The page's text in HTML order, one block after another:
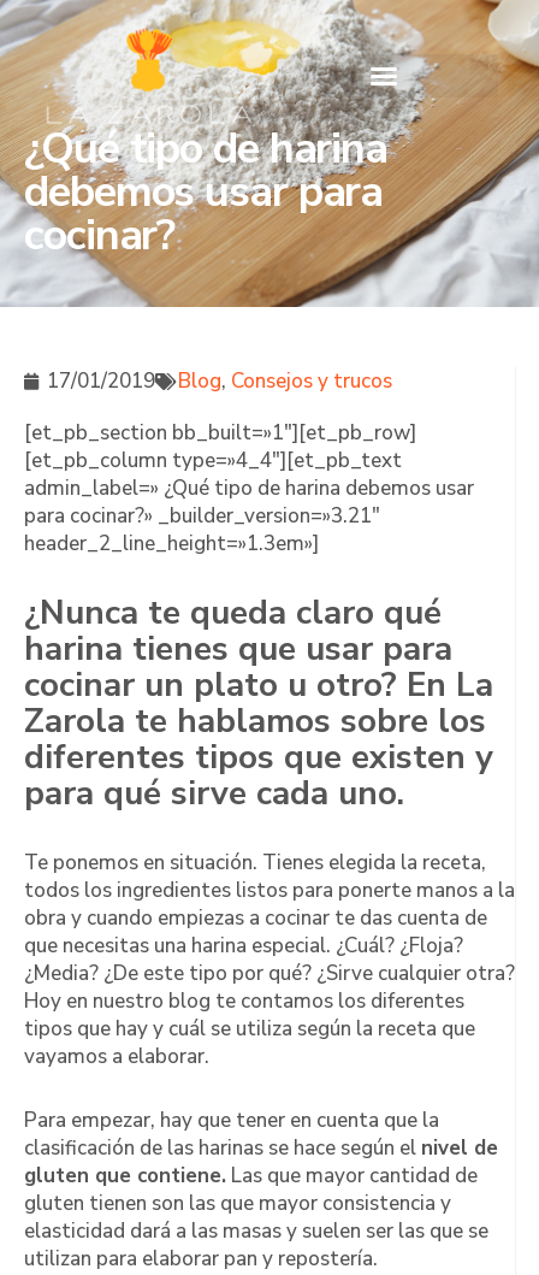
¿Qué tipo de harina
debemos usar para
cocinar?
17/01/2019 Blog, Consejos y trucos
[et_pb_section bb_built=»1″][et_pb_row]
[et_pb_column type=»4_4″][et_pb_text
admin_label=» ¿Qué tipo de harina debemos usar
para cocinar?» _builder_version=»3.21″
header_2_line_height=»1.3em»]
¿Nunca te queda claro qué
harina tienes que usar para
cocinar un plato u otro? En La
Zarola te hablamos sobre los
diferentes tipos que existen y
para qué sirve cada uno.
Te ponemos en situación. Tienes elegida la receta,
todos los ingredientes listos para ponerte manos a la
obra y cuando empiezas a cocinar te das cuenta de
que necesitas una harina especial. ¿Cuál? ¿Floja?
¿Media? ¿De este tipo por qué? ¿Sirve cualquier otra?
Hoy en nuestro blog te contamos los diferentes
tipos que hay y cuál se utiliza según la receta que
vayamos a elaborar.
Para empezar, hay que tener en cuenta que la
clasificación de las harinas se hace según el nivel de
gluten que contiene. Las que mayor cantidad de
gluten tienen son las que mayor consistencia y
elasticidad dará a las masas y suelen ser las que se
utilizan para elaborar pan y repostería.